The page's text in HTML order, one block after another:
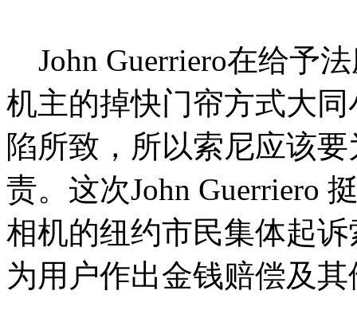
John Guerriero在给予
机主的掉快门帘方式大
陷所致，所以索尼应该
责。这次John Guerriero
相机的纽约市民集体起
为用户作出金钱赔偿及